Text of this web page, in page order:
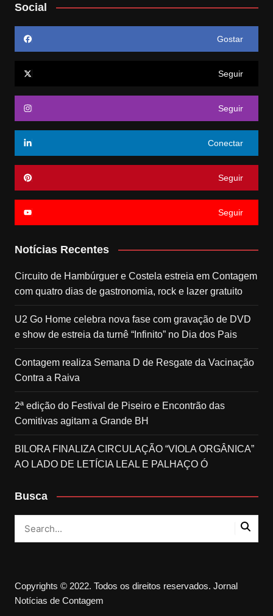
Social
Gostar
Seguir
Seguir
Conectar
Seguir
Seguir
Notícias Recentes
Circuito de Hambúrguer e Costela estreia em Contagem
com quatro dias de gastronomia, rock e lazer gratuito
U2 Go Home celebra nova fase com gravação de DVD
e show de estreia da turnê “Infinito” no Dia dos Pais
Contagem realiza Semana D de Resgate da Vacinação
Contra a Raiva
2ª edição do Festival de Piseiro e Encontrão das
Comitivas agitam a Grande BH
BILORA FINALIZA CIRCULAÇÃO “VIOLA ORGÂNICA”
AO LADO DE LETÍCIA LEAL E PALHAÇO Ó
Busca
Copyrights © 2022. Todos os direitos reservados. Jornal
Notícias de Contagem